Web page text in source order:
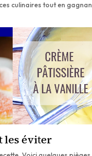
culinaires tout en
les éviter